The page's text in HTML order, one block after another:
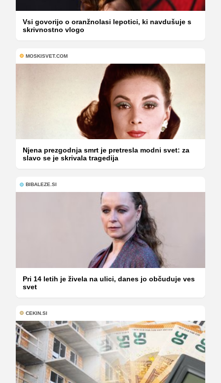
Vsi govorijo o oranžnolasi lepotici, ki navdušuje s
skrivnostno vlogo
MOSKISVET.COM
Njena prezgodnja smrt je pretresla modni svet: za
slavo se je skrivala tragedija
BIBALEZE.SI
Pri 14 letih je živela na ulici, danes jo občuduje ves
svet
CEKIN.SI